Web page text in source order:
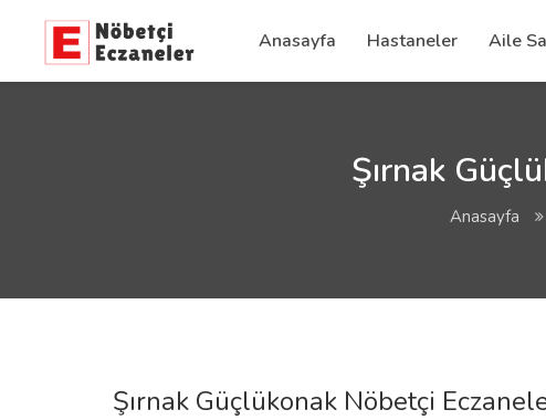
Anasayfa Hastaneler Aile
Şırnak
Anasayfa
Şırnak Güçlükonak Nöbetçi